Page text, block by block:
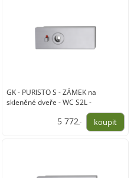
GK - PURISTO S - ZÁMEK na
skleněné dveře - WC S2L -
5 772,-